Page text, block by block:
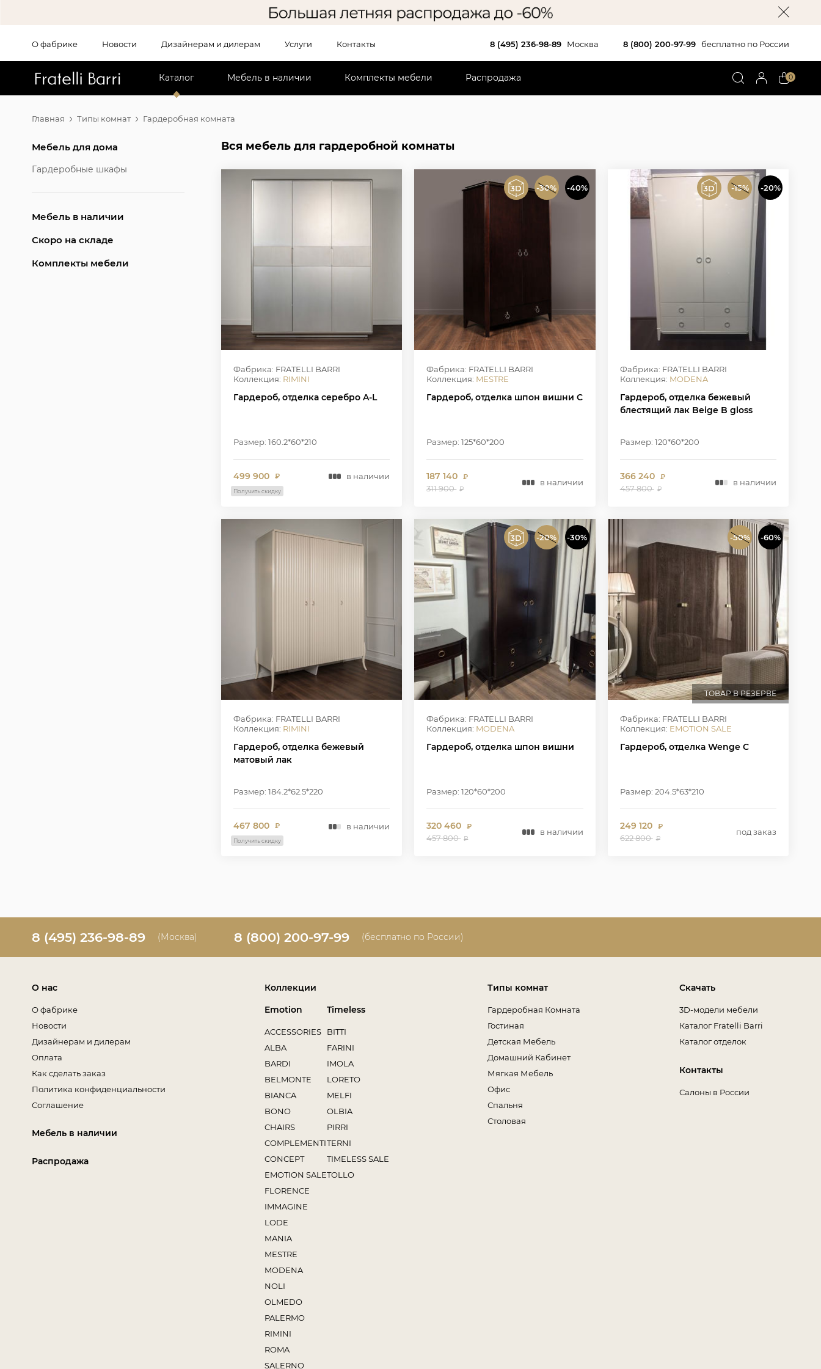
О фабрике Новости Дизайнерам и дилерам Услуги Контакты 8 (495) 236-98-89 Москва 8 (800) 200-97-99 бесплатно по России
Каталог Мебель в наличии Комплекты мебели Распродажа 0
Главная Типы комнат Гардеробная комната
Мебель для дома
Гардеробные шкафы
Мебель в наличии
Скоро на складе
Комплекты мебели
Вся мебель для гардеробной комнаты
Фабрика: FRATELLI BARRI
Коллекция: RIMINI
Гардероб, отделка серебро A-L
Размер: 160.2*60*210
499 900 ₽ в наличии
Получить скидку
-30% -40%
Фабрика: FRATELLI BARRI
Коллекция: MESTRE
Гардероб, отделка шпон вишни C
Размер: 125*60*200
187 140 ₽
311 900 ₽
в наличии
-15% -20%
Фабрика: FRATELLI BARRI
Коллекция: MODENA
Гардероб, отделка бежевый
блестящий лак Beige B gloss
Размер: 120*60*200
366 240 ₽
457 800 ₽
в наличии
Фабрика: FRATELLI BARRI
Коллекция: RIMINI
Гардероб, отделка бежевый
матовый лак
Размер: 184.2*62.5*220
467 800 ₽ в наличии
Получить скидку
-20% -30%
Фабрика: FRATELLI BARRI
Коллекция: MODENA
Гардероб, отделка шпон вишни
Размер: 120*60*200
320 460 ₽
457 800 ₽
в наличии
-50% -60%
ТОВАР В РЕЗЕРВЕ
Фабрика: FRATELLI BARRI
Коллекция: EMOTION SALE
Гардероб, отделка Wenge C
Размер: 204.5*63*210
249 120 ₽
622 800 ₽
под заказ
8 (495) 236-98-89 (Москва) 8 (800) 200-97-99 (бесплатно по России)
О нас
О фабрике
Новости
Дизайнерам и дилерам
Оплата
Как сделать заказ
Политика конфиденциальности
Соглашение
Мебель в наличии
Распродажа
Коллекции
Emotion
ACCESSORIES
ALBA
BARDI
BELMONTE
BIANCA
BONO
CHAIRS
COMPLEMENTI
CONCEPT
EMOTION SALE
FLORENCE
IMMAGINE
LODE
MANIA
MESTRE
MODENA
NOLI
OLMEDO
PALERMO
RIMINI
ROMA
SALERNO
Timeless
BITTI
FARINI
IMOLA
LORETO
MELFI
OLBIA
PIRRI
TERNI
TIMELESS SALE
TOLLO
Типы комнат
Гардеробная Комната
Гостиная
Детская Мебель
Домашний Кабинет
Мягкая Мебель
Офис
Спальня
Столовая
Скачать
3D-модели мебели
Каталог Fratelli Barri
Каталог отделок
Контакты
Салоны в России